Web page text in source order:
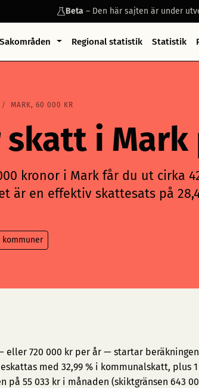
Beta– Den här sajten är under
Sakområden Regional statistik Statistik
MARK, 60 000 KR
i
kronor i Mark får du ut cirka
är en effektiv skattesats på
kommuner
720 000 kr per år — startar
med 32,99 % i kommunalskatt, plus
på 55 033 kr i månaden (skiktgränsen 643